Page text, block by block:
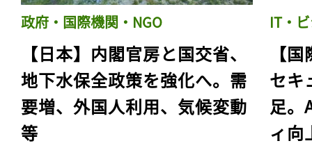
政府・国際機関・NGO
【日本】内閣官房と国交省、
地下水保全政策を強化へ。需
要増、外国人利用、気候変動
等
IT・
【
セキ
足。
ィ向